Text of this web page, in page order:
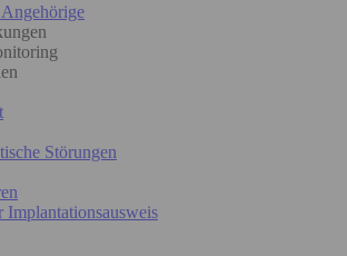
Störungen
Implantationsausweis